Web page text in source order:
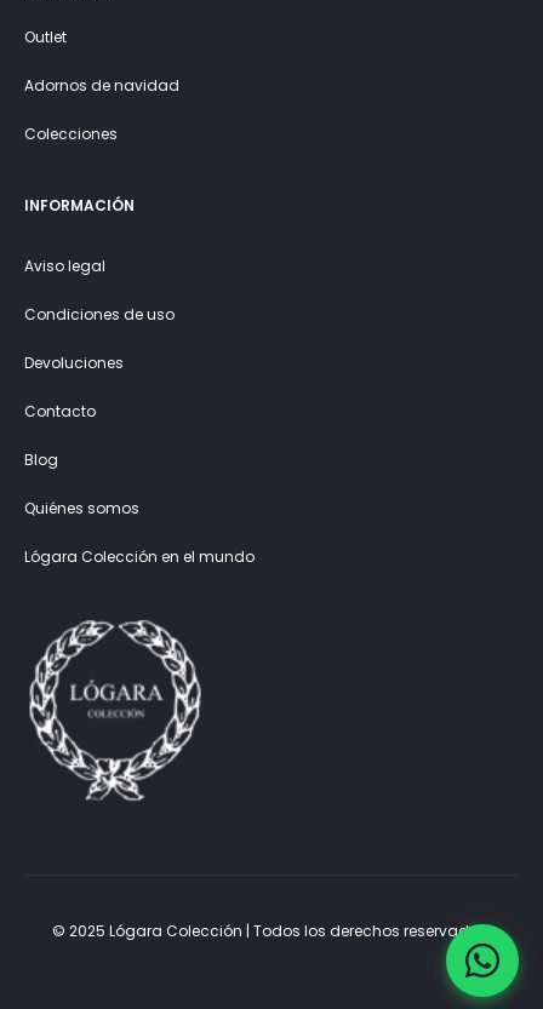
Outlet
Adornos de navidad
Colecciones
INFORMACIÓN
Aviso legal
Condiciones de uso
Devoluciones
Contacto
Blog
Quiénes somos
Lógara Colección en el mundo
© 2025 Lógara Colección | Todos los derechos reservados.